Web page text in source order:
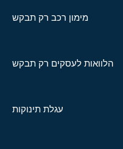
מימון רכב רק תבקש
הלוואות לעסקים רק תבקש
עגלת תינוקות